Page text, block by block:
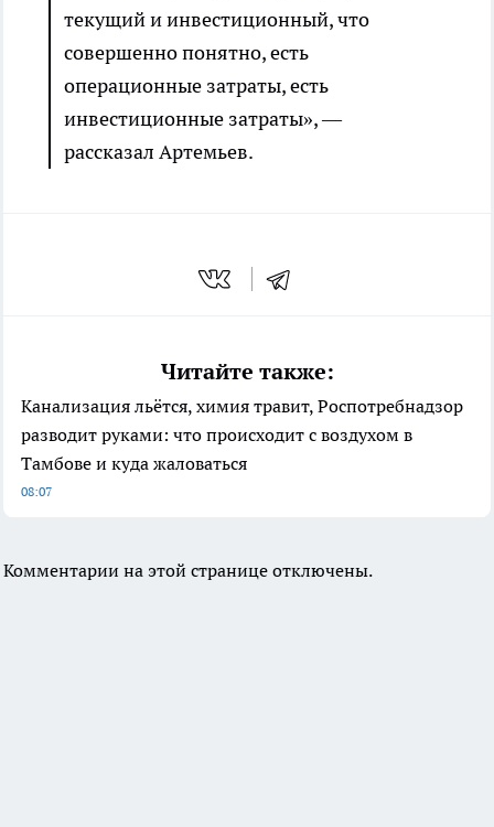
текущий и инвестиционный, что
совершенно понятно, есть
операционные затраты, есть
инвестиционные затраты», —
рассказал Артемьев.
Читайте также:
Канализация льётся, химия травит, Роспотребнадзор
разводит руками: что происходит с воздухом в
Тамбове и куда жаловаться
08:07
Комментарии на этой странице отключены.